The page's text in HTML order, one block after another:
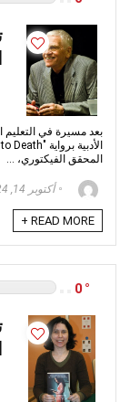
بعد مسيرة في التعليم
المحقق الفيكتوري، ...
أكتوبر 14, 2024
READ MORE +
0